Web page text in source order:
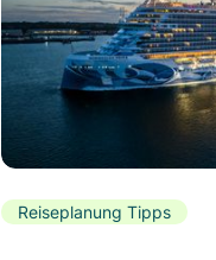
Reiseplanung Tipps